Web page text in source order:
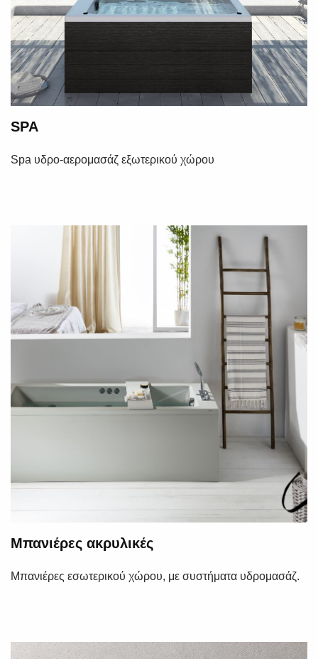
SPA
Spa υδρο-αερομασάζ εξωτερικού χώρου
Μπανιέρες ακρυλικές
Μπανιέρες εσωτερικού χώρου, με συστήματα υδρομασάζ.